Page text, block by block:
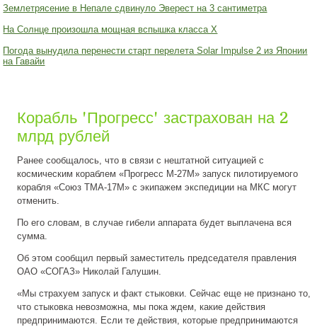
Землетрясение в Непале сдвинуло Эверест на 3 сантиметра
На Солнце произошла мощная вспышка класса X
Погода вынудила перенести старт перелета Solar Impulse 2 из Японии
на Гавайи
Корабль 'Прогресс' застрахован на 2
млрд рублей
Ранее сообщалось, что в связи с нештатной ситуацией с
космическим кораблем «Прогресс М-27М» запуск пилотируемого
корабля «Союз ТМА-17М» с экипажем экспедиции на МКС могут
отменить.
По его словам, в случае гибели аппарата будет выплачена вся
сумма.
Об этом сообщил первый заместитель председателя правления
ОАО «СОГАЗ» Николай Галушин.
«Мы страхуем запуск и факт стыковки. Сейчас еще не признано то,
что стыковка невозможна, мы пока ждем, какие действия
предпринимаются. Если те действия, которые предпринимаются